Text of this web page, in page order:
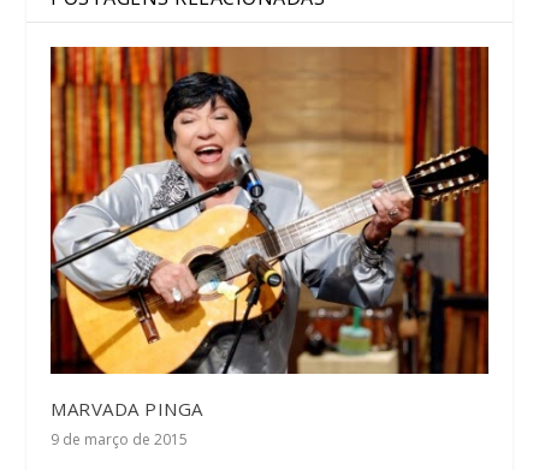
MARVADA PINGA
9 de março de 2015